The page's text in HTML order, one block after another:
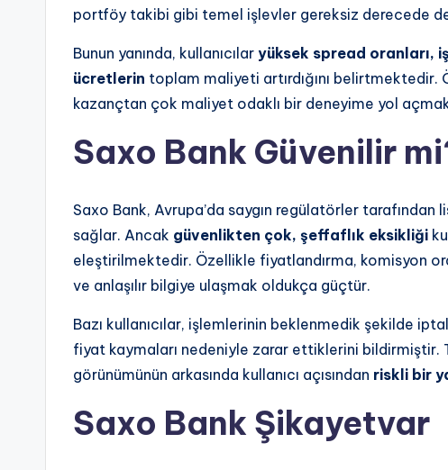
portföy takibi gibi temel işlevler gereksiz derecede
Bunun yanında, kullanıcılar yüksek spread oranları,
ücretlerin toplam maliyeti artırdığını belirtmektedir.
kazançtan çok maliyet odaklı bir deneyime yol
Saxo Bank Güvenilir
Saxo Bank, Avrupa’da saygın regülatörler tarafından
sağlar. Ancak güvenlikten çok, şeffaflık eksikliği
eleştirilmektedir. Özellikle fiyatlandırma, komisyon
ve anlaşılır bilgiye ulaşmak oldukça güçtür.
Bazı kullanıcılar, işlemlerinin beklenmedik şekilde
fiyat kaymaları nedeniyle zarar ettiklerini bildirmiştir.
görünümünün arkasında kullanıcı açısından riskli bir
Saxo Bank Şikayetvar